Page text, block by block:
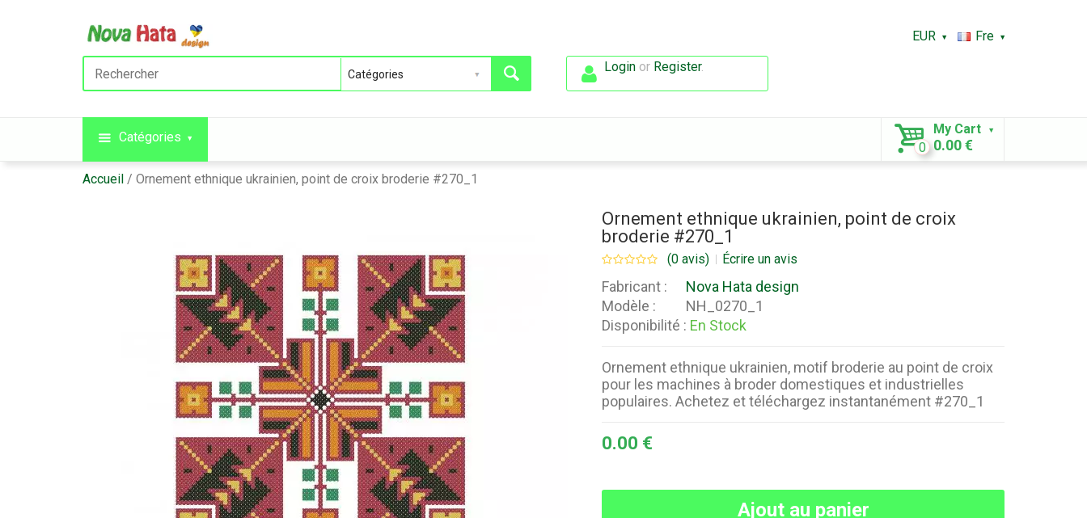
EUR
Fre
Loginor Register.
Catégories
My Cart
0 0.00 €
Accueil Ornement ethnique ukrainien, point de croix broderie #270_1
Ornement ethnique ukrainien, point de croix
broderie #270_1
(0 avis) Écrire un avis
Fabricant :
Nova Hata design
Modèle :
NH_0270_1
Disponibilité : En Stock
Ornement ethnique ukrainien, motif broderie au point de croix
pour les machines à broder domestiques et industrielles
populaires. Achetez et téléchargez instantanément #270_1
0.00 €
Ajout au panier